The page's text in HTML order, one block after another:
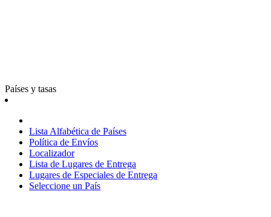
Países y tasas
Lista Alfabética de Países
Política de Envíos
Localizador
Lista de Lugares de Entrega
Lugares de Especiales de Entrega
Seleccione un País